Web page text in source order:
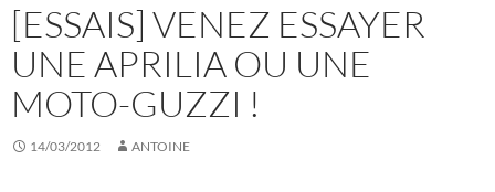
[ESSAIS] VENEZ ESSAYER
UNE APRILIA OU UNE
MOTO-GUZZI !
14/03/2012 ANTOINE